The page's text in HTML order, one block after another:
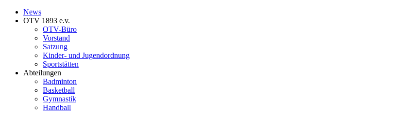
News
OTV 1893 e.v.
OTV-Büro
Vorstand
Satzung
Kinder- und Jugendordnung
Sportstätten
Abteilungen
Badminton
Basketball
Gymnastik
Handball